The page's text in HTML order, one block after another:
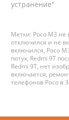
устранение"
Метки: Poco M3 не
отключился и не
включился, Poco
потух, Redmi 9T
Redmi 9T, нет
включается,
телефонов Poco в